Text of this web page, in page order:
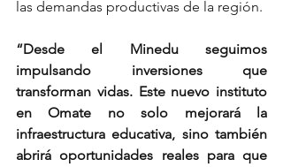
las demandas productivas de la región.
“Desde el Minedu seguimos
impulsando inversiones que
transforman vidas. Este nuevo instituto
en Omate no solo mejorará la
infraestructura educativa, sino también
abrirá oportunidades reales para que